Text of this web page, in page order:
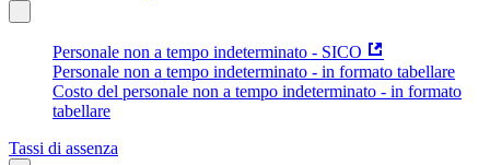
Personale non a tempo indeterminato - SICO
Personale non a tempo indeterminato - in formato tabellare
Costo del personale non a tempo indeterminato - in formato
tabellare
Tassi di assenza